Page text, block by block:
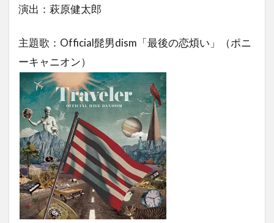
演出：萩原健太郎
主題歌：Official髭男dism「最後の恋煩い」（ポニ
ーキャニオン）